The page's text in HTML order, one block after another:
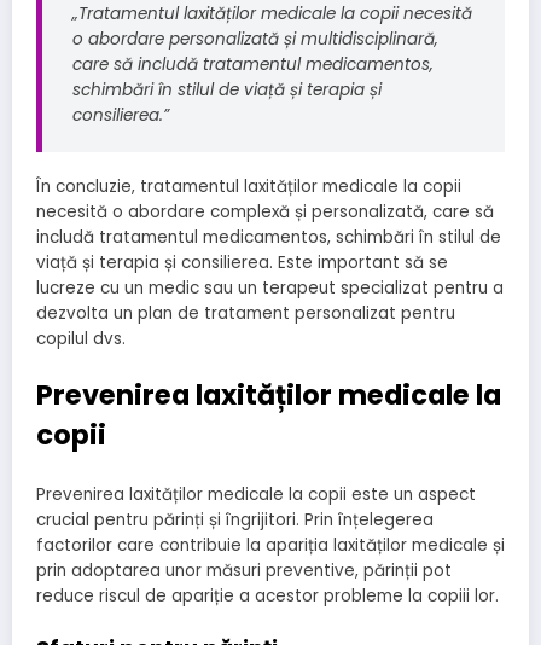
„Tratamentul laxităților medicale la copii necesită
o abordare personalizată și multidisciplinară,
care să includă tratamentul medicamentos,
schimbări în stilul de viață și terapia și
consilierea.”
În concluzie, tratamentul laxităților medicale la copii
necesită o abordare complexă și personalizată, care să
includă tratamentul medicamentos, schimbări în stilul de
viață și terapia și consilierea. Este important să se
lucreze cu un medic sau un terapeut specializat pentru a
dezvolta un plan de tratament personalizat pentru
copilul dvs.
Prevenirea laxităților medicale la
copii
Prevenirea laxităților medicale la copii este un aspect
crucial pentru părinți și îngrijitori. Prin înțelegerea
factorilor care contribuie la apariția laxităților medicale și
prin adoptarea unor măsuri preventive, părinții pot
reduce riscul de apariție a acestor probleme la copiii lor.